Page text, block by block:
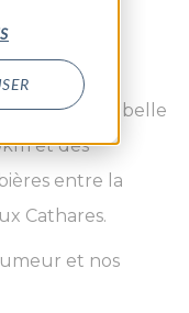
des
Corbières
24
Mars
2024
aux petits
Xavier. Une belle
et des
entre la
Cathares.
et nos